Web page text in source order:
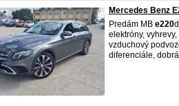
Mercedes Benz
Predám MB e220d
elektróny,
vzduchový
diferenciále,